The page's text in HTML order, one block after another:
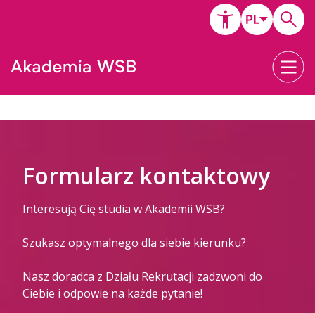
Formularz kontaktowy
Interesują Cię studia w Akademii WSB?
Szukasz optymalnego dla siebie kierunku?
Nasz doradca z Działu Rekrutacji zadzwoni do
Ciebie i odpowie na każde pytanie!